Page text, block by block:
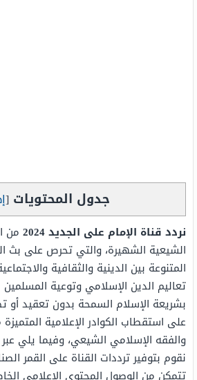
جدول المحتويات [
نردد قناة الإمام على الجديد 2024
من
الشيعية الشهيرة، والتي تحرص على بث
المتنوعة بين الدينية والثقافية
تعاليم الدين الإسلامي وتوعية
بشريعة الإسلام السمحة بدون تعقيد
على استقطاب الكوادر الإعلامية
والفقه الإسلامي الشيعي، وفيما يلي عبر
نقوم بتوفير ترددات القناة على القمر
تتمكن من الوصول المحتوى الإعلامي